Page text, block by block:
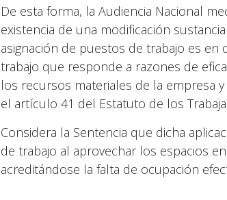
De esta forma, la Audiencia Nacional
existencia de una modificación
asignación de puestos de trabajo es en
trabajo que responde a razones de
los recursos materiales de la empresa
el artículo 41 del Estatuto de los
Considera la Sentencia que dicha
de trabajo al aprovechar los espacios
acreditándose la falta de ocupación